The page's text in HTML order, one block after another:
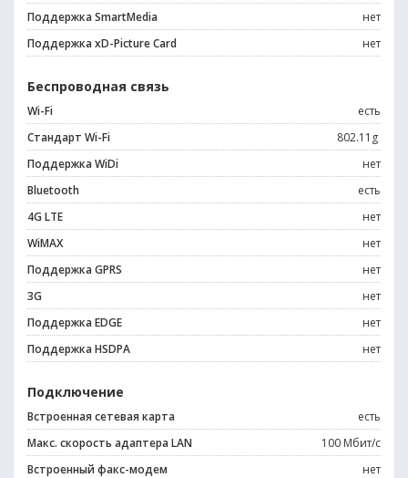
Поддержка SmartMedia
нет
Поддержка xD-Picture Card
нет
Беспроводная связь
Wi-Fi
есть
Стандарт Wi-Fi
802.11g
Поддержка WiDi
нет
Bluetooth
есть
4G LTE
нет
WiMAX
нет
Поддержка GPRS
нет
3G
нет
Поддержка EDGE
нет
Поддержка HSDPA
нет
Подключение
Встроенная сетевая карта
есть
Макс. скорость адаптера LAN
100 Мбит/с
Встроенный факс-модем
нет